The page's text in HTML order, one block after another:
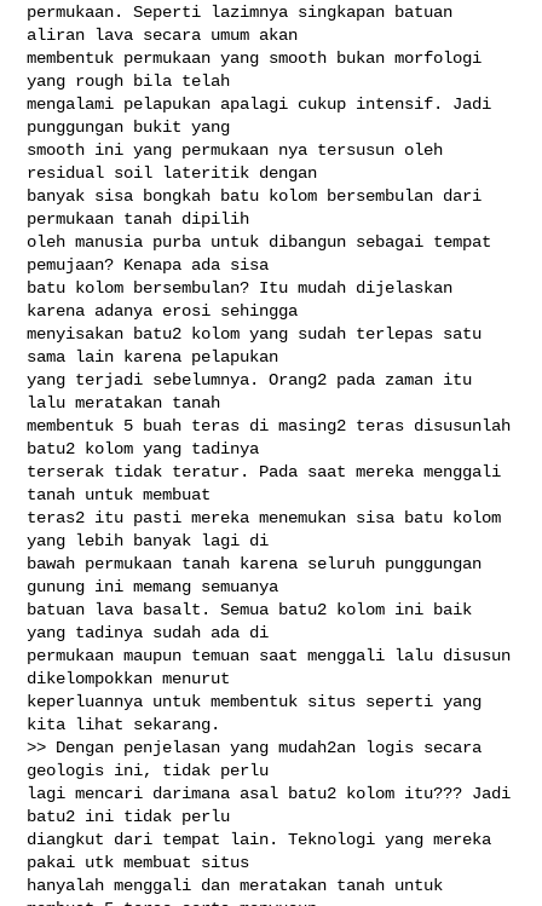
permukaan. Seperti lazimnya singkapan batuan
aliran lava secara umum akan
membentuk permukaan yang smooth bukan morfologi
yang rough bila telah
mengalami pelapukan apalagi cukup intensif. Jadi
punggungan bukit yang
smooth ini yang permukaan nya tersusun oleh
residual soil lateritik dengan
banyak sisa bongkah batu kolom bersembulan dari
permukaan tanah dipilih
oleh manusia purba untuk dibangun sebagai tempat
pemujaan? Kenapa ada sisa
batu kolom bersembulan? Itu mudah dijelaskan
karena adanya erosi sehingga
menyisakan batu2 kolom yang sudah terlepas satu
sama lain karena pelapukan
yang terjadi sebelumnya. Orang2 pada zaman itu
lalu meratakan tanah
membentuk 5 buah teras di masing2 teras disusunlah
batu2 kolom yang tadinya
terserak tidak teratur. Pada saat mereka menggali
tanah untuk membuat
teras2 itu pasti mereka menemukan sisa batu kolom
yang lebih banyak lagi di
bawah permukaan tanah karena seluruh punggungan
gunung ini memang semuanya
batuan lava basalt. Semua batu2 kolom ini baik
yang tadinya sudah ada di
permukaan maupun temuan saat menggali lalu disusun
dikelompokkan menurut
keperluannya untuk membentuk situs seperti yang
kita lihat sekarang.
>> Dengan penjelasan yang mudah2an logis secara
geologis ini, tidak perlu
lagi mencari darimana asal batu2 kolom itu??? Jadi
batu2 ini tidak perlu
diangkut dari tempat lain. Teknologi yang mereka
pakai utk membuat situs
hanyalah menggali dan meratakan tanah untuk